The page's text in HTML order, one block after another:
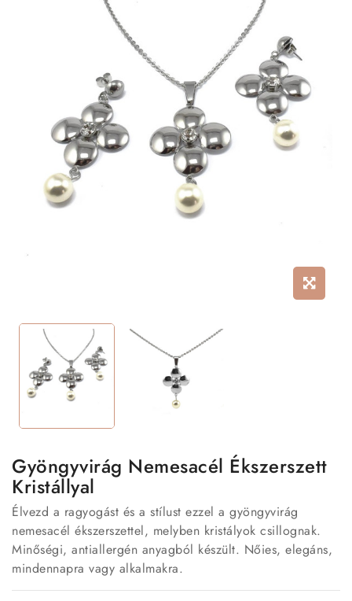
Gyöngyvirág Nemesacél Ékszerszett
Kristállyal
Élvezd a ragyogást és a stílust ezzel a gyöngyvirág
nemesacél ékszerszettel, melyben kristályok csillognak.
Minőségi, antiallergén anyagból készült. Nőies, elegáns,
mindennapra vagy alkalmakra.